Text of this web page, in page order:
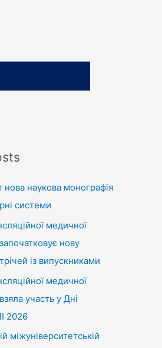
нова наукова монографія
системи
медичної
нову
із випускниками
медичної
участь у Дні
2026
міжуніверситетській